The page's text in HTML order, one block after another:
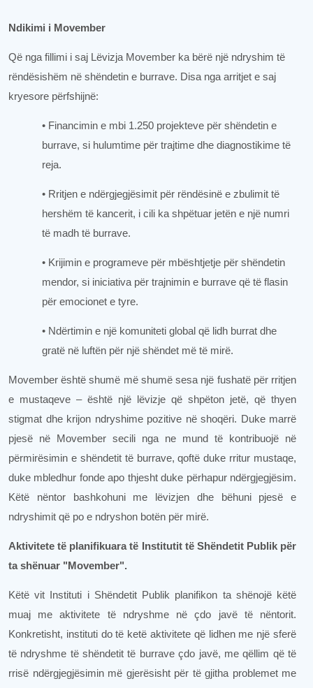
Ndikimi i Movember
Që nga fillimi i saj Lëvizja Movember ka bërë një ndryshim të
rëndësishëm në shëndetin e burrave. Disa nga arritjet e saj
kryesore përfshijnë:
• Financimin e mbi 1.250 projekteve për shëndetin e
burrave, si hulumtime për trajtime dhe diagnostikime të
reja.
• Rritjen e ndërgjegjësimit për rëndësinë e zbulimit të
hershëm të kancerit, i cili ka shpëtuar jetën e një numri
të madh të burrave.
• Krijimin e programeve për mbështjetje për shëndetin
mendor, si iniciativa për trajnimin e burrave që të flasin
për emocionet e tyre.
• Ndërtimin e një komuniteti global që lidh burrat dhe
gratë në luftën për një shëndet më të mirë.
Movember është shumë më shumë sesa një fushatë për rritjen
e mustaqeve – është një lëvizje që shpëton jetë, që thyen
stigmat dhe krijon ndryshime pozitive në shoqëri. Duke marrë
pjesë në Movember secili nga ne mund të kontribuojë në
përmirësimin e shëndetit të burrave, qoftë duke rritur mustaqe,
duke mbledhur fonde apo thjesht duke përhapur ndërgjegjësim.
Këtë nëntor bashkohuni me lëvizjen dhe bëhuni pjesë e
ndryshimit që po e ndryshon botën për mirë.
Aktivitete të planifikuara të Institutit të Shëndetit Publik për
ta shënuar "Movember".
Këtë vit Instituti i Shëndetit Publik planifikon ta shënojë këtë
muaj me aktivitete të ndryshme në çdo javë të nëntorit.
Konkretisht, instituti do të ketë aktivitete që lidhen me një sferë
të ndryshme të shëndetit të burrave çdo javë, me qëllim që të
rrisë ndërgjegjësimin më gjerësisht për të gjitha problemet me